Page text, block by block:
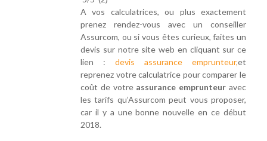
A vos calculatrices, ou plus exactement
prenez rendez-vous avec un conseiller
Assurcom, ou si vous êtes curieux, faites un
devis sur notre site web en cliquant sur ce
lien : devis assurance emprunteur,et
reprenez votre calculatrice pour comparer le
coût de votre assurance emprunteur avec
les tarifs qu’Assurcom peut vous proposer,
car il y a une bonne nouvelle en ce début
2018.